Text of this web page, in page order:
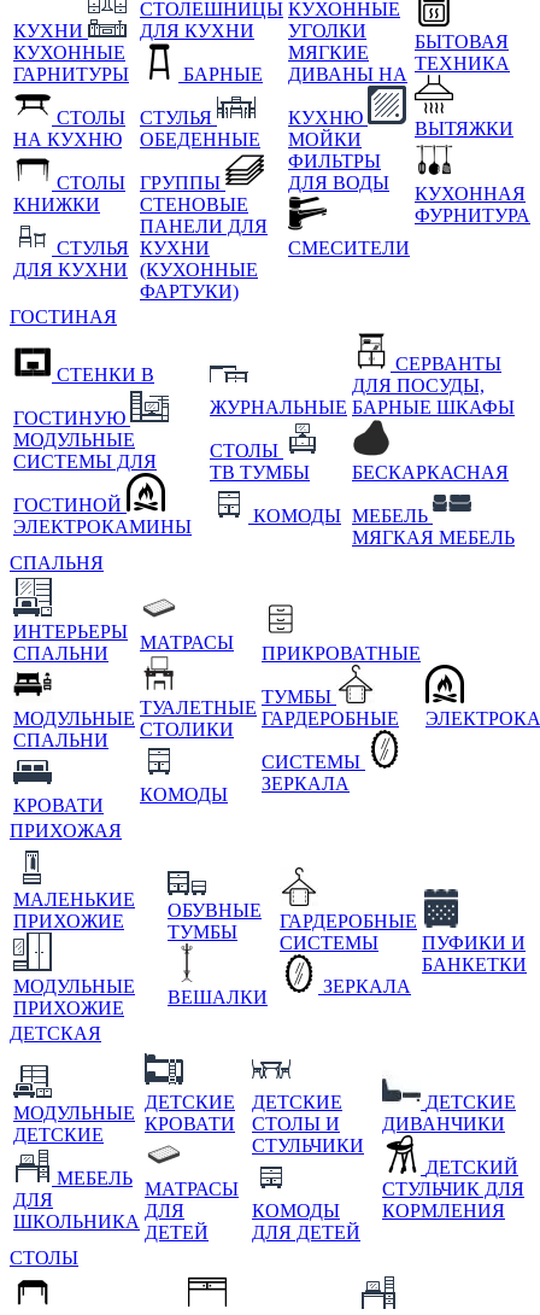
КУХНИ
КУХОННЫЕ
ГАРНИТУРЫ
СТОЛЫ
НА КУХНЮ
СТОЛЫ
КНИЖКИ
СТУЛЬЯ
ДЛЯ КУХНИ
СТОЛЕШНИЦЫ
ДЛЯ КУХНИ
БАРНЫЕ
СТУЛЬЯ
ОБЕДЕННЫЕ
ГРУППЫ
СТЕНОВЫЕ
ПАНЕЛИ ДЛЯ
КУХНИ
(КУХОННЫЕ
ФАРТУКИ)
КУХОННЫЕ
УГОЛКИ
МЯГКИЕ
ДИВАНЫ НА
КУХНЮ
МОЙКИ
ФИЛЬТРЫ
ДЛЯ ВОДЫ
СМЕСИТЕЛИ
БЫТОВАЯ
ТЕХНИКА
ВЫТЯЖКИ
КУХОННАЯ
ФУРНИТУРА
ГОСТИНАЯ
СТЕНКИ В
ГОСТИНУЮ
МОДУЛЬНЫЕ
СИСТЕМЫ ДЛЯ
ГОСТИНОЙ
ЭЛЕКТРОКАМИНЫ
ЖУРНАЛЬНЫЕ
СТОЛЫ
ТВ ТУМБЫ
КОМОДЫ
СЕРВАНТЫ
ДЛЯ ПОСУДЫ,
БАРНЫЕ ШКАФЫ
БЕСКАРКАСНАЯ
МЕБЕЛЬ
МЯГКАЯ МЕБЕЛЬ
СПАЛЬНЯ
ИНТЕРЬЕРЫ
СПАЛЬНИ
МОДУЛЬНЫЕ
СПАЛЬНИ
КРОВАТИ
МАТРАСЫ
ТУАЛЕТНЫЕ
СТОЛИКИ
КОМОДЫ
ПРИКРОВАТНЫЕ
ТУМБЫ
ГАРДЕРОБНЫЕ
СИСТЕМЫ
ЗЕРКАЛА
ПРИХОЖАЯ
МАЛЕНЬКИЕ
ПРИХОЖИЕ
МОДУЛЬНЫЕ
ПРИХОЖИЕ
ОБУВНЫЕ
ТУМБЫ
ВЕШАЛКИ
ГАРДЕРОБНЫЕ
СИСТЕМЫ
ЗЕРКАЛА
ПУФИКИ И
БАНКЕТКИ
ДЕТСКАЯ
МОДУЛЬНЫЕ
ДЕТСКИЕ
МЕБЕЛЬ
ДЛЯ
ШКОЛЬНИКА
ДЕТСКИЕ
КРОВАТИ
МАТРАСЫ
ДЛЯ
ДЕТЕЙ
ДЕТСКИЕ
СТОЛЫ И
СТУЛЬЧИКИ
КОМОДЫ
ДЛЯ ДЕТЕЙ
ДЕТСКИЕ
ДИВАНЧИКИ
ДЕТСКИЙ
СТУЛЬЧИК ДЛЯ
КОРМЛЕНИЯ
СТОЛЫ